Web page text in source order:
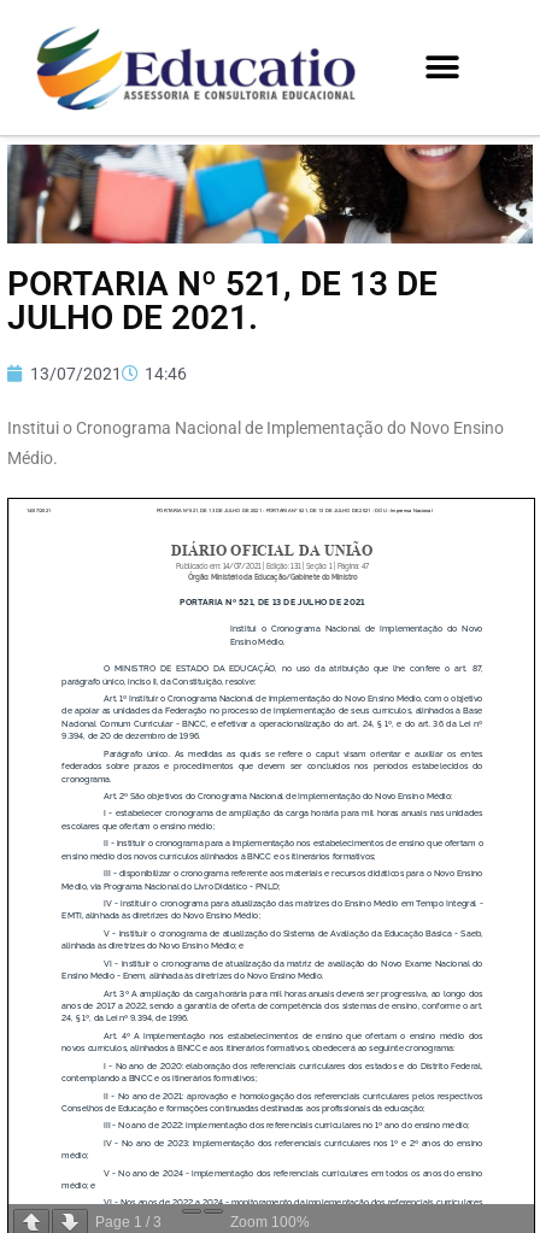
PORTARIA Nº 521, DE 13 DE
JULHO DE 2021.
13/07/2021 14:46
Institui o Cronograma Nacional de Implementação do Novo Ensino
Médio.
Page 1 / 3 Zoom 100%